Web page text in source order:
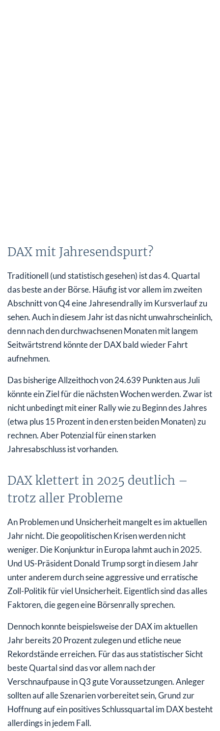
DAX mit Jahresendspurt?
Traditionell (und statistisch gesehen) ist das 4. Quartal
das beste an der Börse. Häufig ist vor allem im zweiten
Abschnitt von Q4 eine Jahresendrally im Kursverlauf zu
sehen. Auch in diesem Jahr ist das nicht unwahrscheinlich,
denn nach den durchwachsenen Monaten mit langem
Seitwärtstrend könnte der DAX bald wieder Fahrt
aufnehmen.
Das bisherige Allzeithoch von 24.639 Punkten aus Juli
könnte ein Ziel für die nächsten Wochen werden. Zwar ist
nicht unbedingt mit einer Rally wie zu Beginn des Jahres
(etwa plus 15 Prozent in den ersten beiden Monaten) zu
rechnen. Aber Potenzial für einen starken
Jahresabschluss ist vorhanden.
DAX klettert in 2025 deutlich –
trotz aller Probleme
An Problemen und Unsicherheit mangelt es im aktuellen
Jahr nicht. Die geopolitischen Krisen werden nicht
weniger. Die Konjunktur in Europa lahmt auch in 2025.
Und US-Präsident Donald Trump sorgt in diesem Jahr
unter anderem durch seine aggressive und erratische
Zoll-Politik für viel Unsicherheit. Eigentlich sind das alles
Faktoren, die gegen eine Börsenrally sprechen.
Dennoch konnte beispielsweise der DAX im aktuellen
Jahr bereits 20 Prozent zulegen und etliche neue
Rekordstände erreichen. Für das aus statistischer Sicht
beste Quartal sind das vor allem nach der
Verschnaufpause in Q3 gute Voraussetzungen. Anleger
sollten auf alle Szenarien vorbereitet sein, Grund zur
Hoffnung auf ein positives Schlussquartal im DAX besteht
allerdings in jedem Fall.